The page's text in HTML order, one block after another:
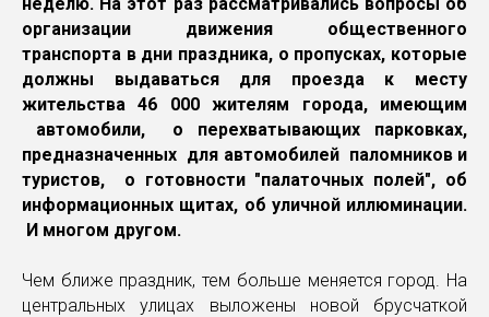
организации движения общественного
транспорта в дни праздника, о пропусках, которые
должны выдаваться для проезда к месту
жительства 46 000 жителям города, имеющим
автомобили, о перехватывающих парковках,
предназначенных для автомобилей паломников и
туристов, о готовности "палаточных полей", об
информационных щитах, об уличной иллюминации.
И многом другом.
Чем ближе праздник, тем больше меняется город. На
центральных улицах выложены новой брусчаткой